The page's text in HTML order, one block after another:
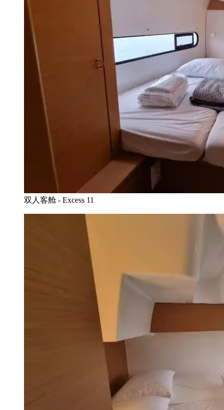
双人客舱 - Excess 11